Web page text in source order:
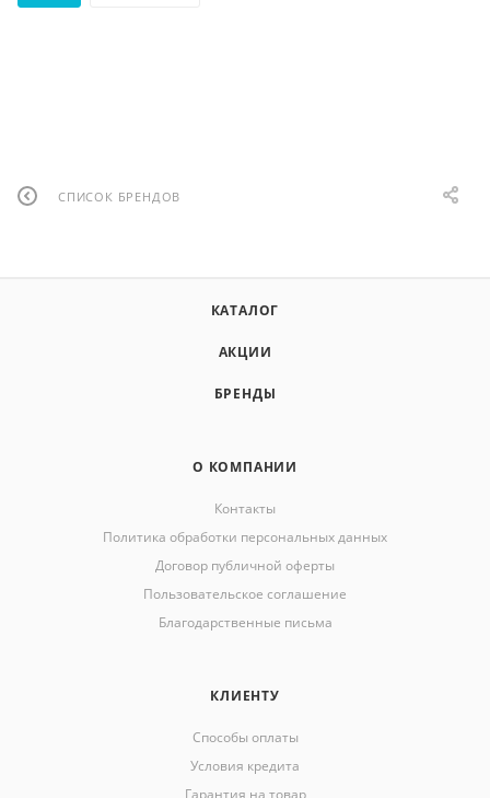
СПИСОК БРЕНДОВ
КАТАЛОГ
АКЦИИ
БРЕНДЫ
О КОМПАНИИ
Контакты
Политика обработки персональных данных
Договор публичной оферты
Пользовательское соглашение
Благодарственные письма
КЛИЕНТУ
Способы оплаты
Условия кредита